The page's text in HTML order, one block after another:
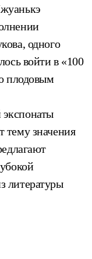
одного
войти в «100
плодовым
тему значения
литературы